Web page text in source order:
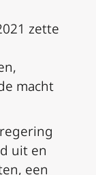
zette
macht
uit en
een